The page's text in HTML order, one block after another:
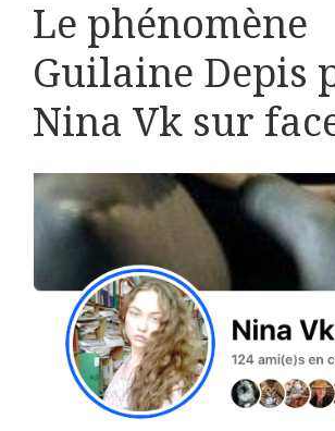
Le phénomène
Guilaine Depis
Nina Vk sur